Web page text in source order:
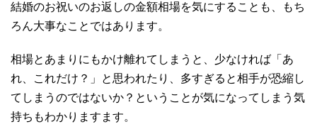
結婚のお祝いのお返しの金額相場を気にすることも、もち
ろん大事なことではあります。
相場とあまりにもかけ離れてしまうと、少なければ「あ
れ、これだけ？」と思われたり、多すぎると相手が恐縮し
てしまうのではないか？ということが気になってしまう気
持ちもわかりますます。